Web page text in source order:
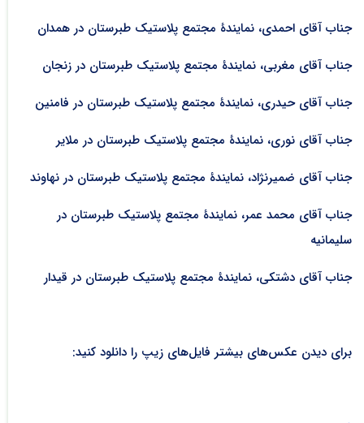
جناب آقای احمدی، نمایندۀ مجتمع پلاستیک طبرستان در همدان
جناب آقای مغربی، نمایندۀ مجتمع پلاستیک طبرستان در زنجان
جناب آقای حیدری، نمایندۀ مجتمع پلاستیک طبرستان در فامنین
جناب آقای نوری، نمایندۀ مجتمع پلاستیک طبرستان در ملایر
جناب آقای ضمیرنژاد، نمایندۀ مجتمع پلاستیک طبرستان در نهاوند
جناب آقای محمد عمر، نمایندۀ مجتمع پلاستیک طبرستان در
سلیمانیه
جناب آقای دشتکی، نمایندۀ مجتمع پلاستیک طبرستان در قیدار
برای دیدن عکس‌های بیشتر فایل‌های زیپ را دانلود کنید: